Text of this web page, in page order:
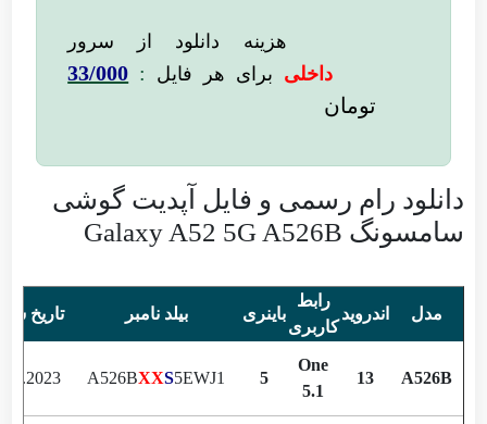
هزینه دانلود از سرور
داخلی برای هر فایل :
33/000
تومان
دانلود رام رسمی و فایل آپدیت گوشی
سامسونگ Galaxy A52 5G A526B
مدل اندروید
رابط
کاربری
باینری بیلد نامبر تاریخ
A526B
13
One
5.1
5
A526BXXS5EWJ1